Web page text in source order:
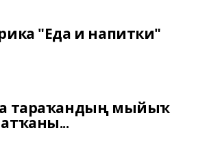
"Еда и напитки"
тараҡандың мыйыҡ